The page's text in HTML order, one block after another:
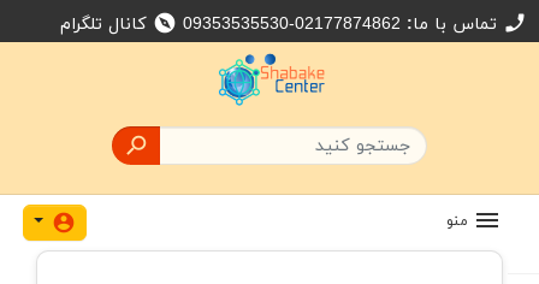
تماس با ما: 09353535530-02177874862
exploreکانال تلگرام
منو